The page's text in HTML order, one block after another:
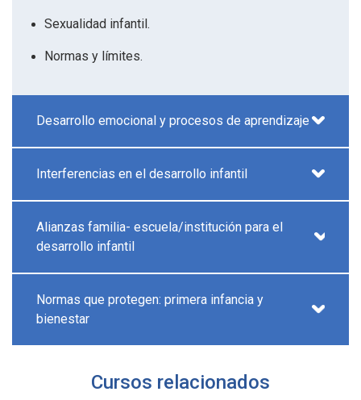
Sexualidad infantil.
Normas y límites.
Desarrollo emocional y procesos de aprendizaje
Interferencias en el desarrollo infantil
Alianzas familia- escuela/institución para el
desarrollo infantil
Normas que protegen: primera infancia y
bienestar
Cursos relacionados